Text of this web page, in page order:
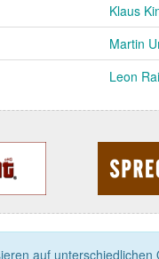
Klaus
Martin
Leon
auf